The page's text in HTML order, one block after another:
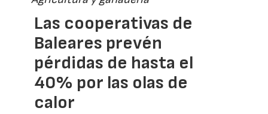
Las cooperativas de
Baleares prevén
pérdidas de hasta el
40% por las olas de
calor